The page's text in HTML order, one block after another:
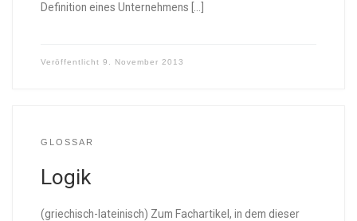
Definition eines Unternehmens […]
Veröffentlicht 9. November 2013
GLOSSAR
Logik
(griechisch-lateinisch) Zum Fachartikel, in dem dieser